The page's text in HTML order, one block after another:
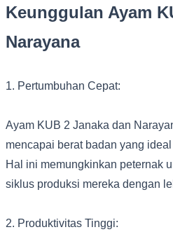
Keunggulan Ayam
Narayana
1. Pertumbuhan Cepat:
Ayam KUB 2 Janaka dan
mencapai berat badan yang
Hal ini memungkinkan peternak
siklus produksi mereka dengan
2. Produktivitas Tinggi: